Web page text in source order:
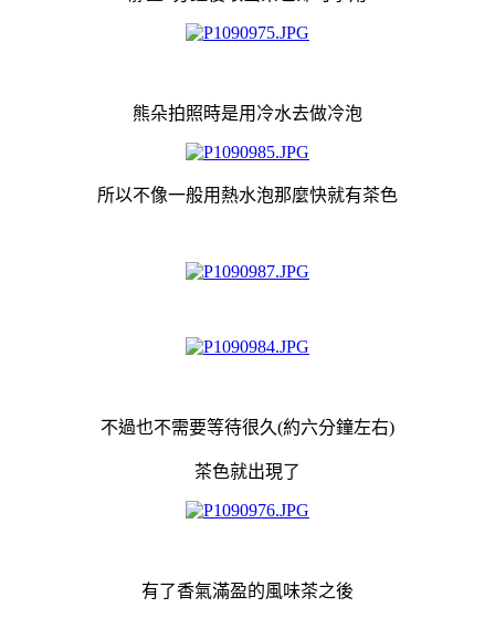
熊朵拍照時是用冷水去做冷泡
所以不像一般用熱水泡那麼快就有茶色
不過也不需要等待很久(約六分鐘左右)
茶色就出現了
有了香氣滿盈的風味茶之後